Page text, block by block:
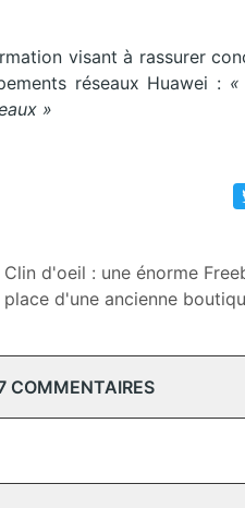
visant à rassurer
réseaux Huawei :
»
Clin d'oeil : une énorme
place d'une ancienne
COMMENTAIRES